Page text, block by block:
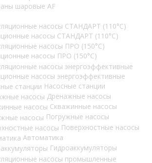
шаровые AF
насосы СТАНДАРТ (110°C)
насосы ПРО (150°C)
насосы энергоэффективные
Насосные станции
Дренажные насосы
Скважинные насосы
Погружные насосы
Поверхностные насосы
Автоматика
Гидроаккумуляторы